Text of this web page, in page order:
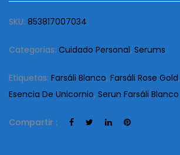
SKU: 853817007034
Categorías: Cuidado Personal, Serums
Etiquetas: Farsáli Blanco, Farsáli Rose Gold,
Esencia De Unicornio, Serun Farsáli Blanco
Compartir :